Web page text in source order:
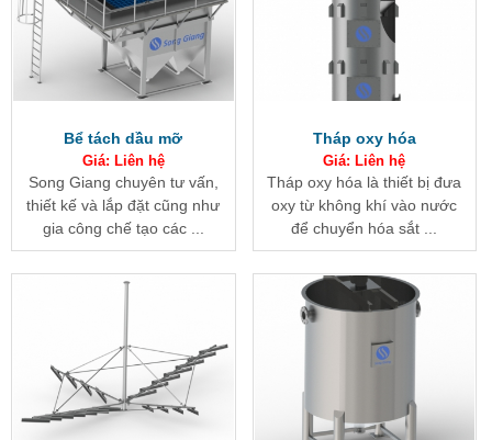
Bể tách dầu mỡ
Giá: Liên hệ
Song Giang chuyên tư vấn,
thiết kế và lắp đặt cũng như
gia công chế tạo các ...
Tháp oxy hóa
Giá: Liên hệ
Tháp oxy hóa là thiết bị đưa
oxy từ không khí vào nước
để chuyển hóa sắt ...